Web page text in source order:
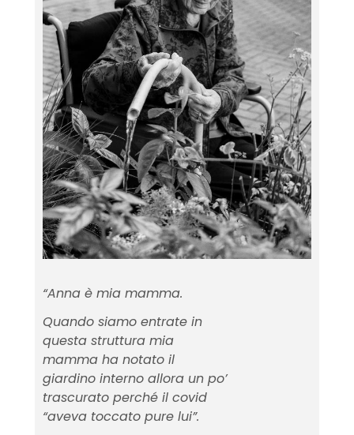
“Anna è mia mamma.
Quando siamo entrate in
questa struttura mia
mamma ha notato il
giardino interno allora un po’
trascurato perché il covid
“aveva toccato pure lui”.